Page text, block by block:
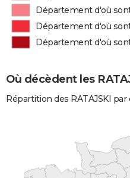
Département d'où
Département d'où
Département d'où
Où décèdent les
Répartition des RATAJSKI